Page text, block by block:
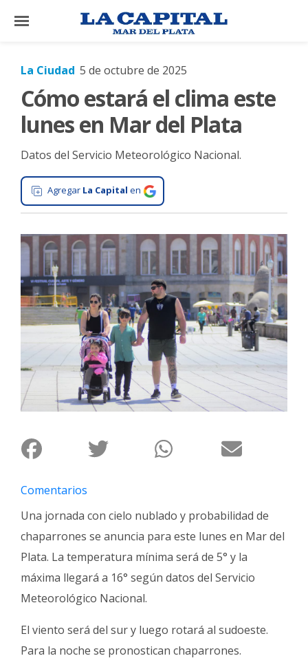
×
El
País
Mundo
La
Zona
Tecnología
Gastronomía
Salud
Interés
La
Ciudad
Deportes
y
Espectáculos
Policiales
Cartelera
Fotos
de
Familia
Clasificados
Fúnebres
La Ciudad 5 de octubre de 2025
Cómo estará el clima este
lunes en Mar del Plata
Datos del Servicio Meteorológico Nacional.
Agregar La Capital en
Comentarios
Una jornada con cielo nublado y probabilidad de
chaparrones se anuncia para este lunes en Mar del
Plata. La temperatura mínima será de 5° y la
máxima llegará a 16° según datos del Servicio
Meteorológico Nacional.
El viento será del sur y luego rotará al sudoeste.
Para la noche se pronostican chaparrones.